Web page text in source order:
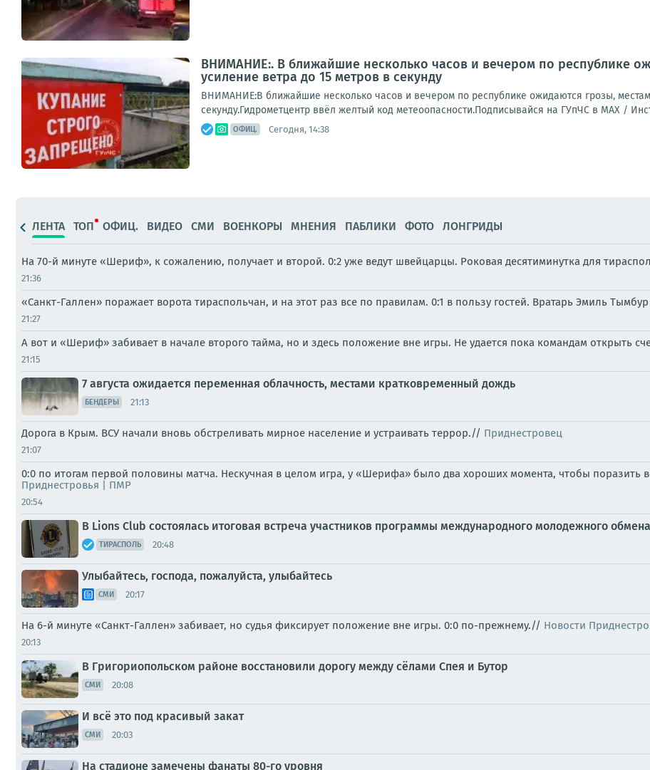
ВНИМАНИЕ:. В ближайшие несколько часов и вечером по республике
усиление ветра до 15 метров в секунду
ВНИМАНИЕ:В ближайшие несколько часов и вечером по республике ожидаются грозы,
секунду.Гидрометцентр ввёл желтый код метеоопасности.Подписывайся на ГУпЧС в MAX /
ОФИЦ. Сегодня, 14:38
ЛЕНТА ТОП ОФИЦ. ВИДЕО СМИ ВОЕНКОРЫ МНЕНИЯ ПАБЛИКИ ФОТО ЛОНГРИДЫ
На 70-й минуте «Шериф», к сожалению, получает и второй. 0:2 уже ведут швейцарцы. Роковая десятиминутка для
21:36
«Санкт-Галлен» поражает ворота тираспольчан, и на этот раз все по правилам. 0:1 в пользу гостей. Вратарь Эмиль
21:27
А вот и «Шериф» забивает в начале второго тайма, но и здесь положение вне игры. Не удается пока командам открыть
21:15
7 августа ожидается переменная облачность, местами кратковременный дождь
БЕНДЕРЫ 21:13
Дорога в Крым. ВСУ начали вновь обстреливать мирное население и устраивать террор.// Приднестровец
21:07
0:0 по итогам первой половины матча. Нескучная в целом игра, у «Шерифа» было два хороших момента, чтобы поразить
Приднестровья | ПМР
20:54
В Lions Club состоялась итоговая встреча участников программы международного молодежного обмена
ТИРАСПОЛЬ 20:48
Улыбайтесь, господа, пожалуйста, улыбайтесь
СМИ 20:17
На 6-й минуте «Санкт-Галлен» забивает, но судья фиксирует положение вне игры. 0:0 по-прежнему.// Новости
20:13
В Григориопольском районе восстановили дорогу между сёлами Спея и Бутор
СМИ 20:08
И всё это под красивый закат
СМИ 20:03
На стадионе замечены фанаты 80-го уровня